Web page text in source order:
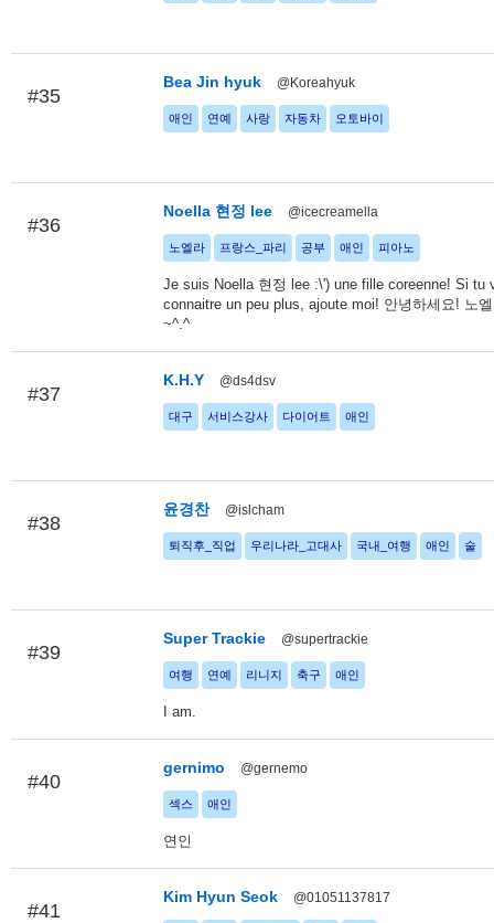
#35
Bea Jin hyuk @Koreahyuk
애인 연예 사랑 자동차 오토바이
#36
Noella 현정 lee @icecreamella
노엘라 프랑스_파리 공부 애인 피아노
Je suis Noella 현정 lee :\') une fille coreenne! Si tu
connaitre un peu plus, ajoute moi! 안녕하세요! 노
~^.^
#37
K.H.Y @ds4dsv
대구 서비스강사 다이어트 애인
#38
윤경찬 @islcham
퇴직후_직업 우리나라_고대사 국내_여행 애인 술
#39
Super Trackie @supertrackie
여행 연예 리니지 축구 애인
I am.
#40
gernimo @gernemo
섹스 애인
연인
#41
Kim Hyun Seok @01051137817